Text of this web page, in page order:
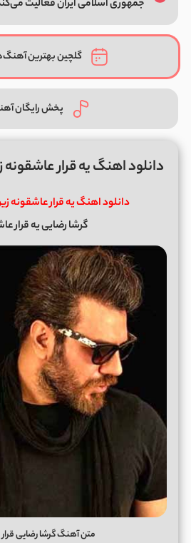
جمهوری اسلامی ایران فعالیت
گلچین بهترین
پخش رایگان
دانلود اهنگ یه قرار
دانلود اهنگ یه قرار عاشقونه
گرشا رضایی یه قرار
متن آهنگ گرشا رضایی